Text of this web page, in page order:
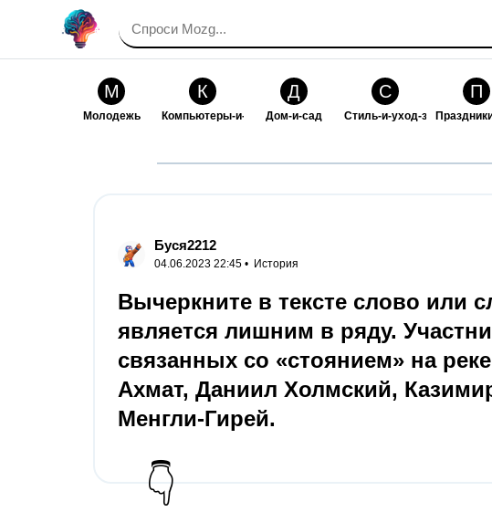
М
Молодежь
К
Компьютеры-и-электроника
Д
Дом-и-сад
С
Стиль-и-уход-за-собой
П
Буся2212
04.06.2023 22:45 • История
Вычеркните в тексте слово или
является лишним в ряду.
связанных со «стоянием» на
Ахмат, Даниил Холмский,
Менгли-Гирей.
👇